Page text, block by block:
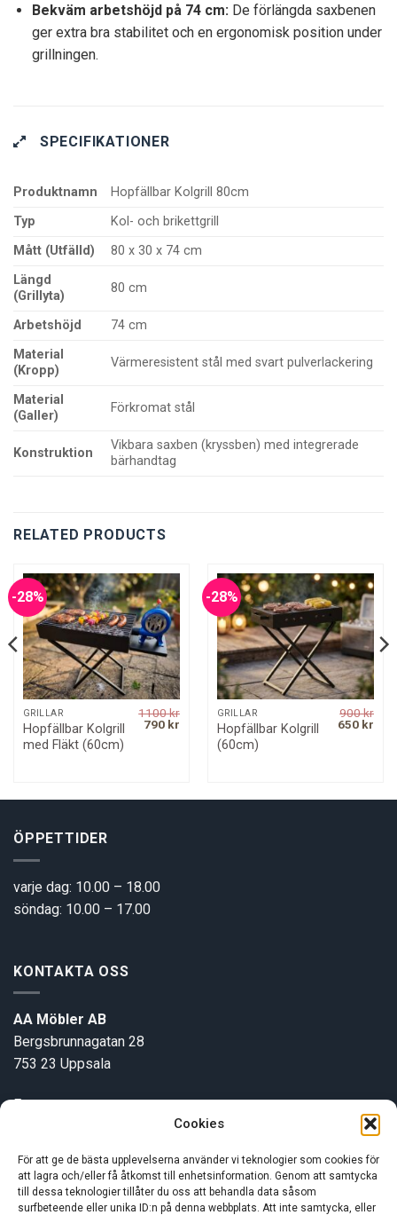
Cookies
För att ge de bästa upplevelserna använder vi teknologier som cookies för
att lagra och/eller få åtkomst till enhetsinformation. Genom att samtycka
till dessa teknologier tillåter du oss att behandla data såsom
surfbeteende eller unika ID:n på denna webbplats. Att inte samtycka, eller
Bekväm arbetshöjd på 74 cm:De förlängda saxbenen
ger extra bra stabilitet och en ergonomisk position under
grillningen.
SPECIFIKATIONER
Produktnamn
Hopfällbar Kolgrill 80cm
Typ
Kol- och brikettgrill
Mått (Utfälld)
80 x 30 x 74 cm
Längd
(Grillyta)
80 cm
Arbetshöjd
74 cm
Material
(Kropp)
Värmeresistent stål med svart pulverlackering
Material
(Galler)
Förkromat stål
Konstruktion
Vikbara saxben (kryssben) med integrerade
bärhandtag
RELATED PRODUCTS
-28%
GRILLAR
Hopfällbar Kolgrill
med Fläkt (60cm)
1100kr
Original
790 kr Current
-28%
GRILLAR
Hopfällbar Kolgrill
(60cm)
900kr
Original
650 kr
ÖPPETTIDER
varje dag: 10.00 – 18.00
söndag: 10.00 – 17.00
KONTAKTA OSS
AA Möbler AB
Bergsbrunnagatan 28
753 23 Uppsala
E-post:
INFORMATION